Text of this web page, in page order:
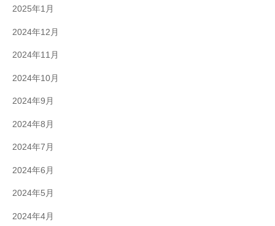
2025年1月
2024年12月
2024年11月
2024年10月
2024年9月
2024年8月
2024年7月
2024年6月
2024年5月
2024年4月